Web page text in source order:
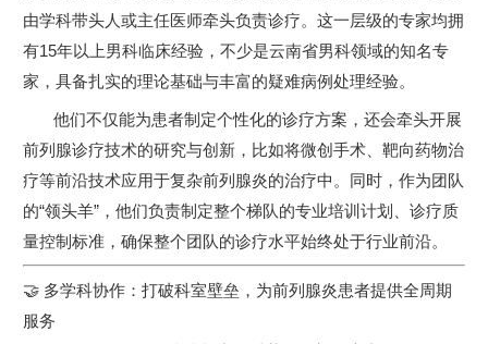
由学科带头人或主任医师牵头负责诊疗。这一层级的专家均拥
有15年以上男科临床经验，不少是云南省男科领域的知名专
家，具备扎实的理论基础与丰富的疑难病例处理经验。
他们不仅能为患者制定个性化的诊疗方案，还会牵头开展
前列腺诊疗技术的研究与创新，比如将微创手术、靶向药物治
疗等前沿技术应用于复杂前列腺炎的治疗中。同时，作为团队
的“领头羊”，他们负责制定整个梯队的专业培训计划、诊疗质
量控制标准，确保整个团队的诊疗水平始终处于行业前沿。
🤝 多学科协作：打破科室壁垒，为前列腺炎患者提供全周期
服务